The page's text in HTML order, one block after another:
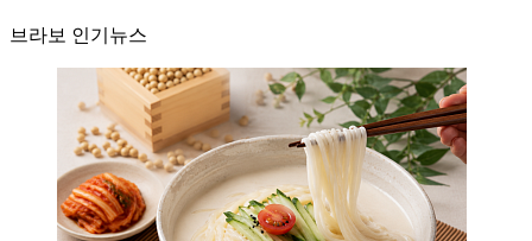
브라보 인기뉴스